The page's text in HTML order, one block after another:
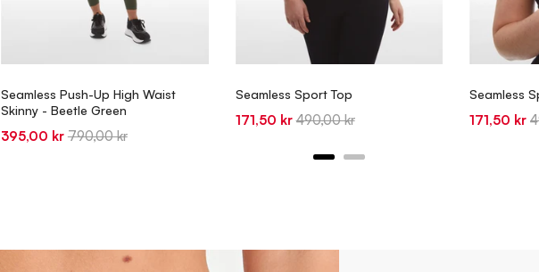
Seamless Push-Up High Waist
Skinny - Beetle Green
Sale
395,00 kr Original
790,00 kr
Seamless Sport Top
Sale
171,50 krOriginal
490,00 kr
Seamless
Sale
171,50 kr